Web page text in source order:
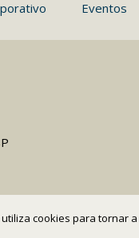
cookies para tornar
Eventos